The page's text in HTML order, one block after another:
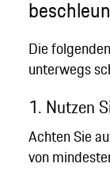
Die
unterwegs
1. Nutzen
Achten Sie
von